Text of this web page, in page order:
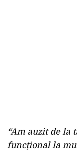
“Am auzit de
funcțional la